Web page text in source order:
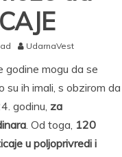
UdarnaVest
godine mogu da se
ih imali, s obzirom da
godinu, za
. Od toga, 120
u poljoprivredi i